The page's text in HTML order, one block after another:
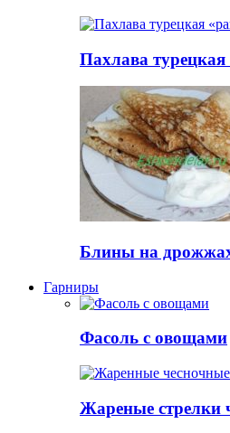
Пахлава
Блины на
Гарниры
Фасоль с овощами
Жареные стрелки